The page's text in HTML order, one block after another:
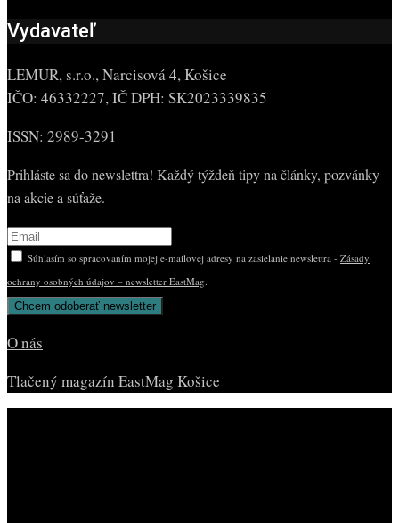
Vydavateľ
LEMUR, s.r.o., Narcisová 4, Košice
IČO: 46332227, IČ DPH: SK2023339835
ISSN: 2989-3291
Prihláste sa do newslettra! Každý týždeň tipy na články, pozvánky
na akcie a súťaže.
Súhlasím so spracovaním mojej e-mailovej adresy na zasielanie newslettra - Zásady
ochrany osobných údajov – newsletter EastMag
O nás
Tlačený magazín EastMag Košice